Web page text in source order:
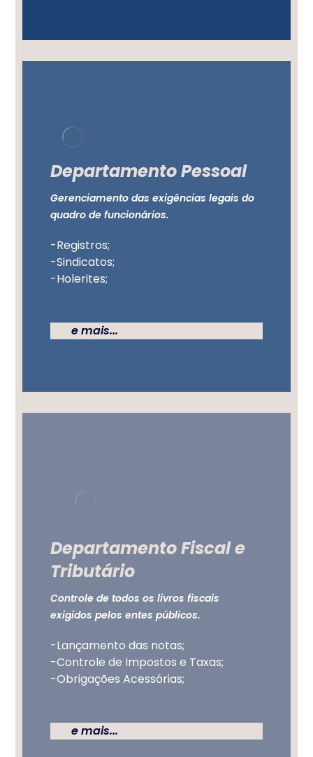
Departamento Pessoal
Gerenciamento das exigências legais do
quadro de funcionários.
-Registros;
-Sindicatos;
-Holerites;
e mais...
Departamento Fiscal e
Tributário
Controle de todos os livros fiscais
exigidos pelos entes públicos.
-Lançamento das notas;
-Controle de Impostos e Taxas;
-Obrigações Acessórias;
e mais...